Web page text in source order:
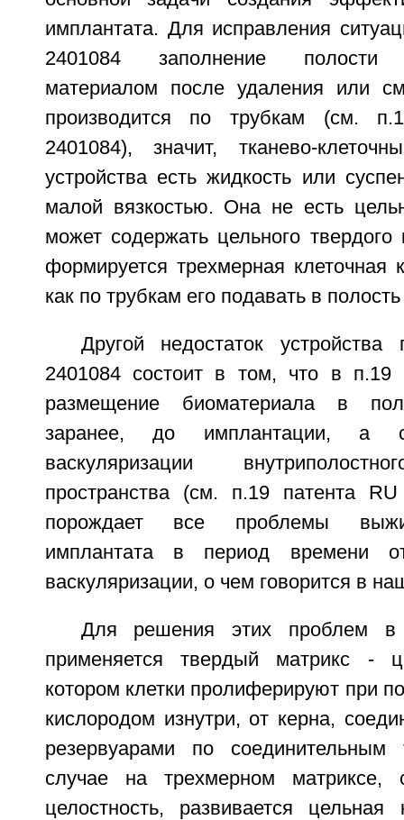
имплантата. Для исправления
2401084 заполнение полости
материалом после удаления или
производится по трубкам (см.
2401084), значит, тканево-
устройства есть жидкость или
малой вязкостью. Она не есть
может содержать цельного твердого
формируется трехмерная клеточная
как по трубкам его подавать в
Другой недостаток
2401084 состоит в том, что в п.19
размещение биоматериала в
заранее, до имплантации, а
васкуляризации
пространства (см. п.19 патента
порождает все проблемы
имплантата в период времени
васкуляризации, о чем говорится в
Для решения этих проблем в
применяется твердый матрикс -
котором клетки пролиферируют при
кислородом изнутри, от керна,
резервуарами по
случае на трехмерном матриксе,
целостность, развивается цельная